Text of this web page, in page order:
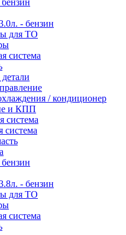
- бензин
для ТО
система
/ кондиционер
и КПП
система
система
- бензин
для ТО
система